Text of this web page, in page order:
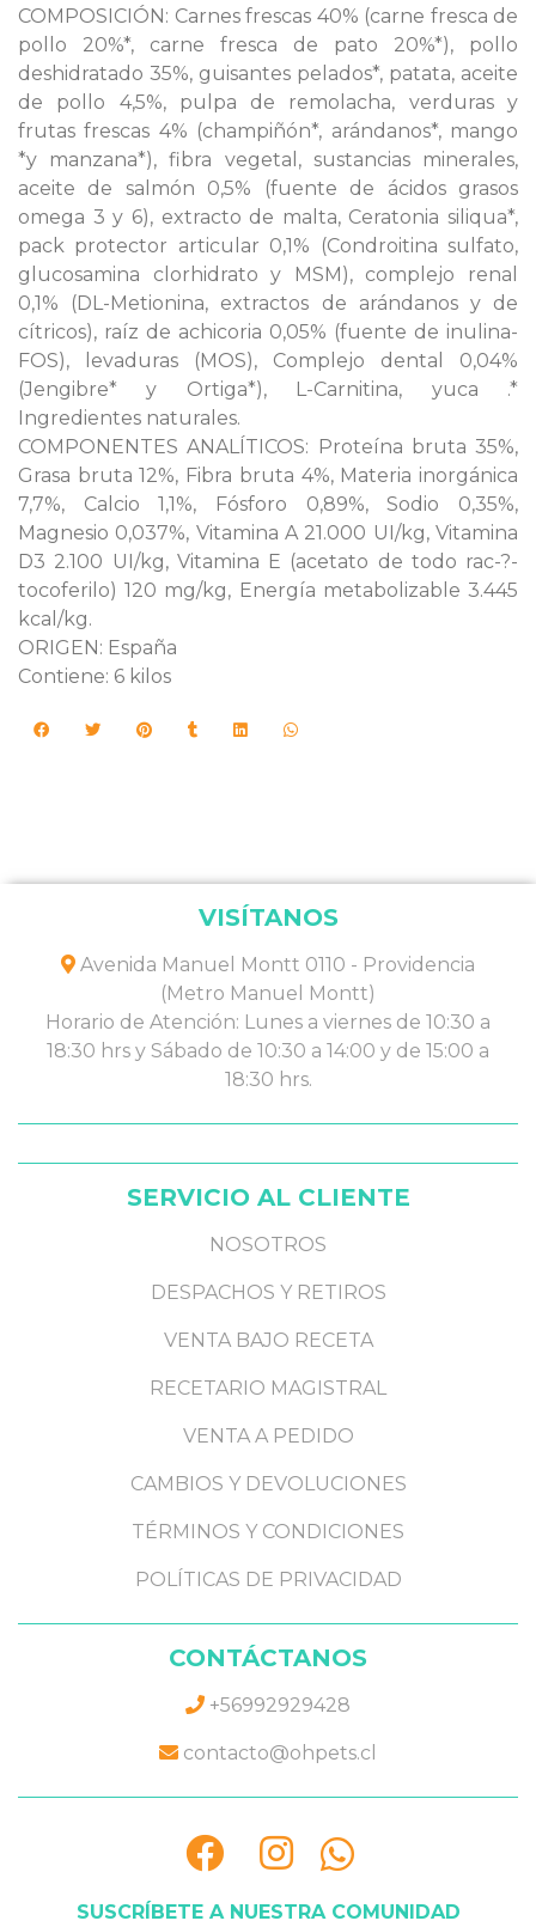
COMPOSICIÓN: Carnes frescas 40% (carne fresca de
pollo 20%*, carne fresca de pato 20%*), pollo
deshidratado 35%, guisantes pelados*, patata, aceite
de pollo 4,5%, pulpa de remolacha, verduras y
frutas frescas 4% (champiñón*, arándanos*, mango
*y manzana*), fibra vegetal, sustancias minerales,
aceite de salmón 0,5% (fuente de ácidos grasos
omega 3 y 6), extracto de malta, Ceratonia siliqua*,
pack protector articular 0,1% (Condroitina sulfato,
glucosamina clorhidrato y MSM), complejo renal
0,1% (DL-Metionina, extractos de arándanos y de
cítricos), raíz de achicoria 0,05% (fuente de inulina-
FOS), levaduras (MOS), Complejo dental 0,04%
(Jengibre* y Ortiga*), L-Carnitina, yuca .*
Ingredientes naturales.
COMPONENTES ANALÍTICOS: Proteína bruta 35%,
Grasa bruta 12%, Fibra bruta 4%, Materia inorgánica
7,7%, Calcio 1,1%, Fósforo 0,89%, Sodio 0,35%,
Magnesio 0,037%, Vitamina A 21.000 UI/kg, Vitamina
D3 2.100 UI/kg, Vitamina E (acetato de todo rac-?-
tocoferilo) 120 mg/kg, Energía metabolizable 3.445
kcal/kg.
ORIGEN: España
Contiene: 6 kilos
VISÍTANOS
Avenida Manuel Montt 0110 - Providencia
(Metro Manuel Montt)
Horario de Atención: Lunes a viernes de 10:30 a
18:30 hrs y Sábado de 10:30 a 14:00 y de 15:00 a
18:30 hrs.
SERVICIO AL CLIENTE
NOSOTROS
DESPACHOS Y RETIROS
VENTA BAJO RECETA
RECETARIO MAGISTRAL
VENTA A PEDIDO
CAMBIOS Y DEVOLUCIONES
TÉRMINOS Y CONDICIONES
POLÍTICAS DE PRIVACIDAD
CONTÁCTANOS
+56992929428
contacto@ohpets.cl
SUSCRÍBETE A NUESTRA COMUNIDAD